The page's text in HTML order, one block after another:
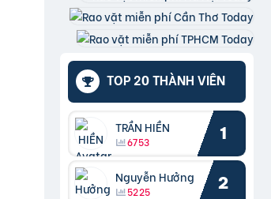
TOP 20 THÀNH VIÊN
TRẦN HIỀN
6753 1
Nguyễn Hưởng
5225 2